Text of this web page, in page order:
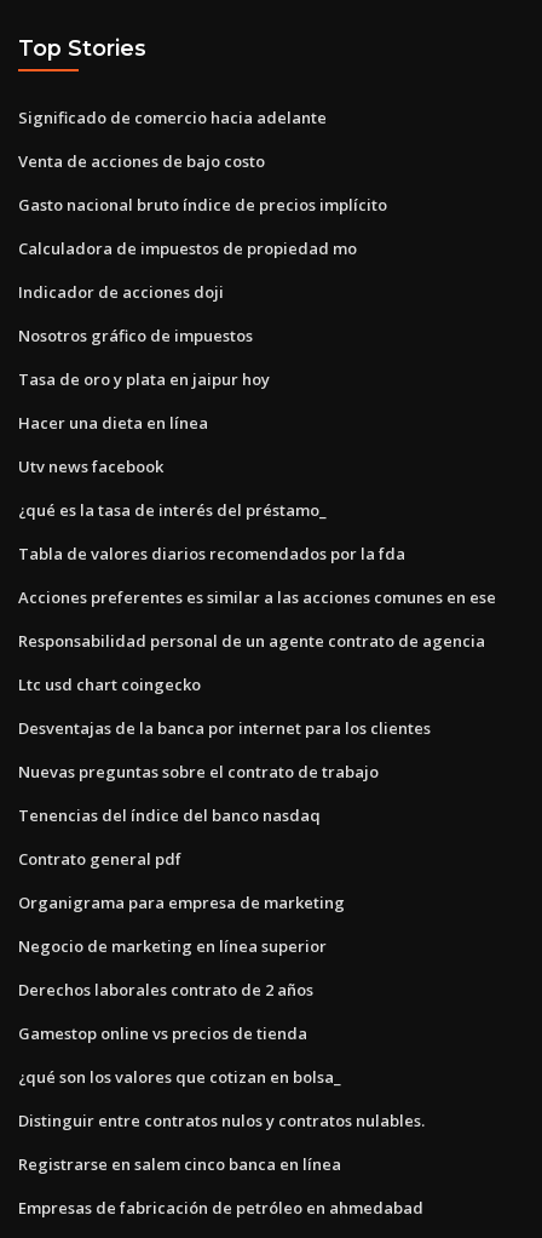
Top Stories
Significado de comercio hacia adelante
Venta de acciones de bajo costo
Gasto nacional bruto índice de precios implícito
Calculadora de impuestos de propiedad mo
Indicador de acciones doji
Nosotros gráfico de impuestos
Tasa de oro y plata en jaipur hoy
Hacer una dieta en línea
Utv news facebook
¿qué es la tasa de interés del préstamo_
Tabla de valores diarios recomendados por la fda
Acciones preferentes es similar a las acciones comunes en ese
Responsabilidad personal de un agente contrato de agencia
Ltc usd chart coingecko
Desventajas de la banca por internet para los clientes
Nuevas preguntas sobre el contrato de trabajo
Tenencias del índice del banco nasdaq
Contrato general pdf
Organigrama para empresa de marketing
Negocio de marketing en línea superior
Derechos laborales contrato de 2 años
Gamestop online vs precios de tienda
¿qué son los valores que cotizan en bolsa_
Distinguir entre contratos nulos y contratos nulables.
Registrarse en salem cinco banca en línea
Empresas de fabricación de petróleo en ahmedabad